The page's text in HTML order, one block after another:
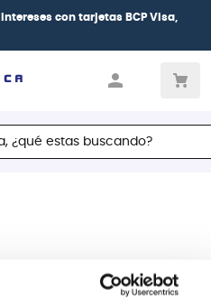
con tarjetas BCP Visa,
estas buscando?